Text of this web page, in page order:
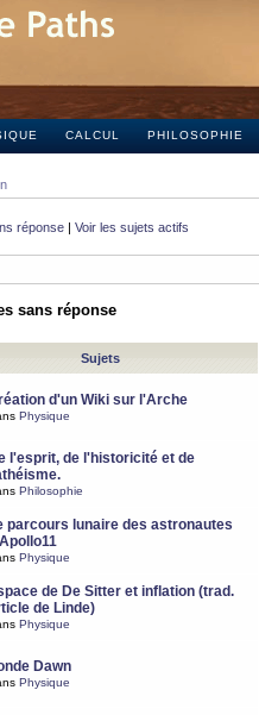
CALCUL PHILOSOPHIE
réponse | Voir les sujets actifs
sans réponse
Sujets
d'un Wiki sur l'Arche
Physique
l'esprit, de l'historicité et de
Philosophie
parcours lunaire des astronautes
Physique
de De Sitter et inflation (trad.
de Linde)
Physique
Dawn
Physique